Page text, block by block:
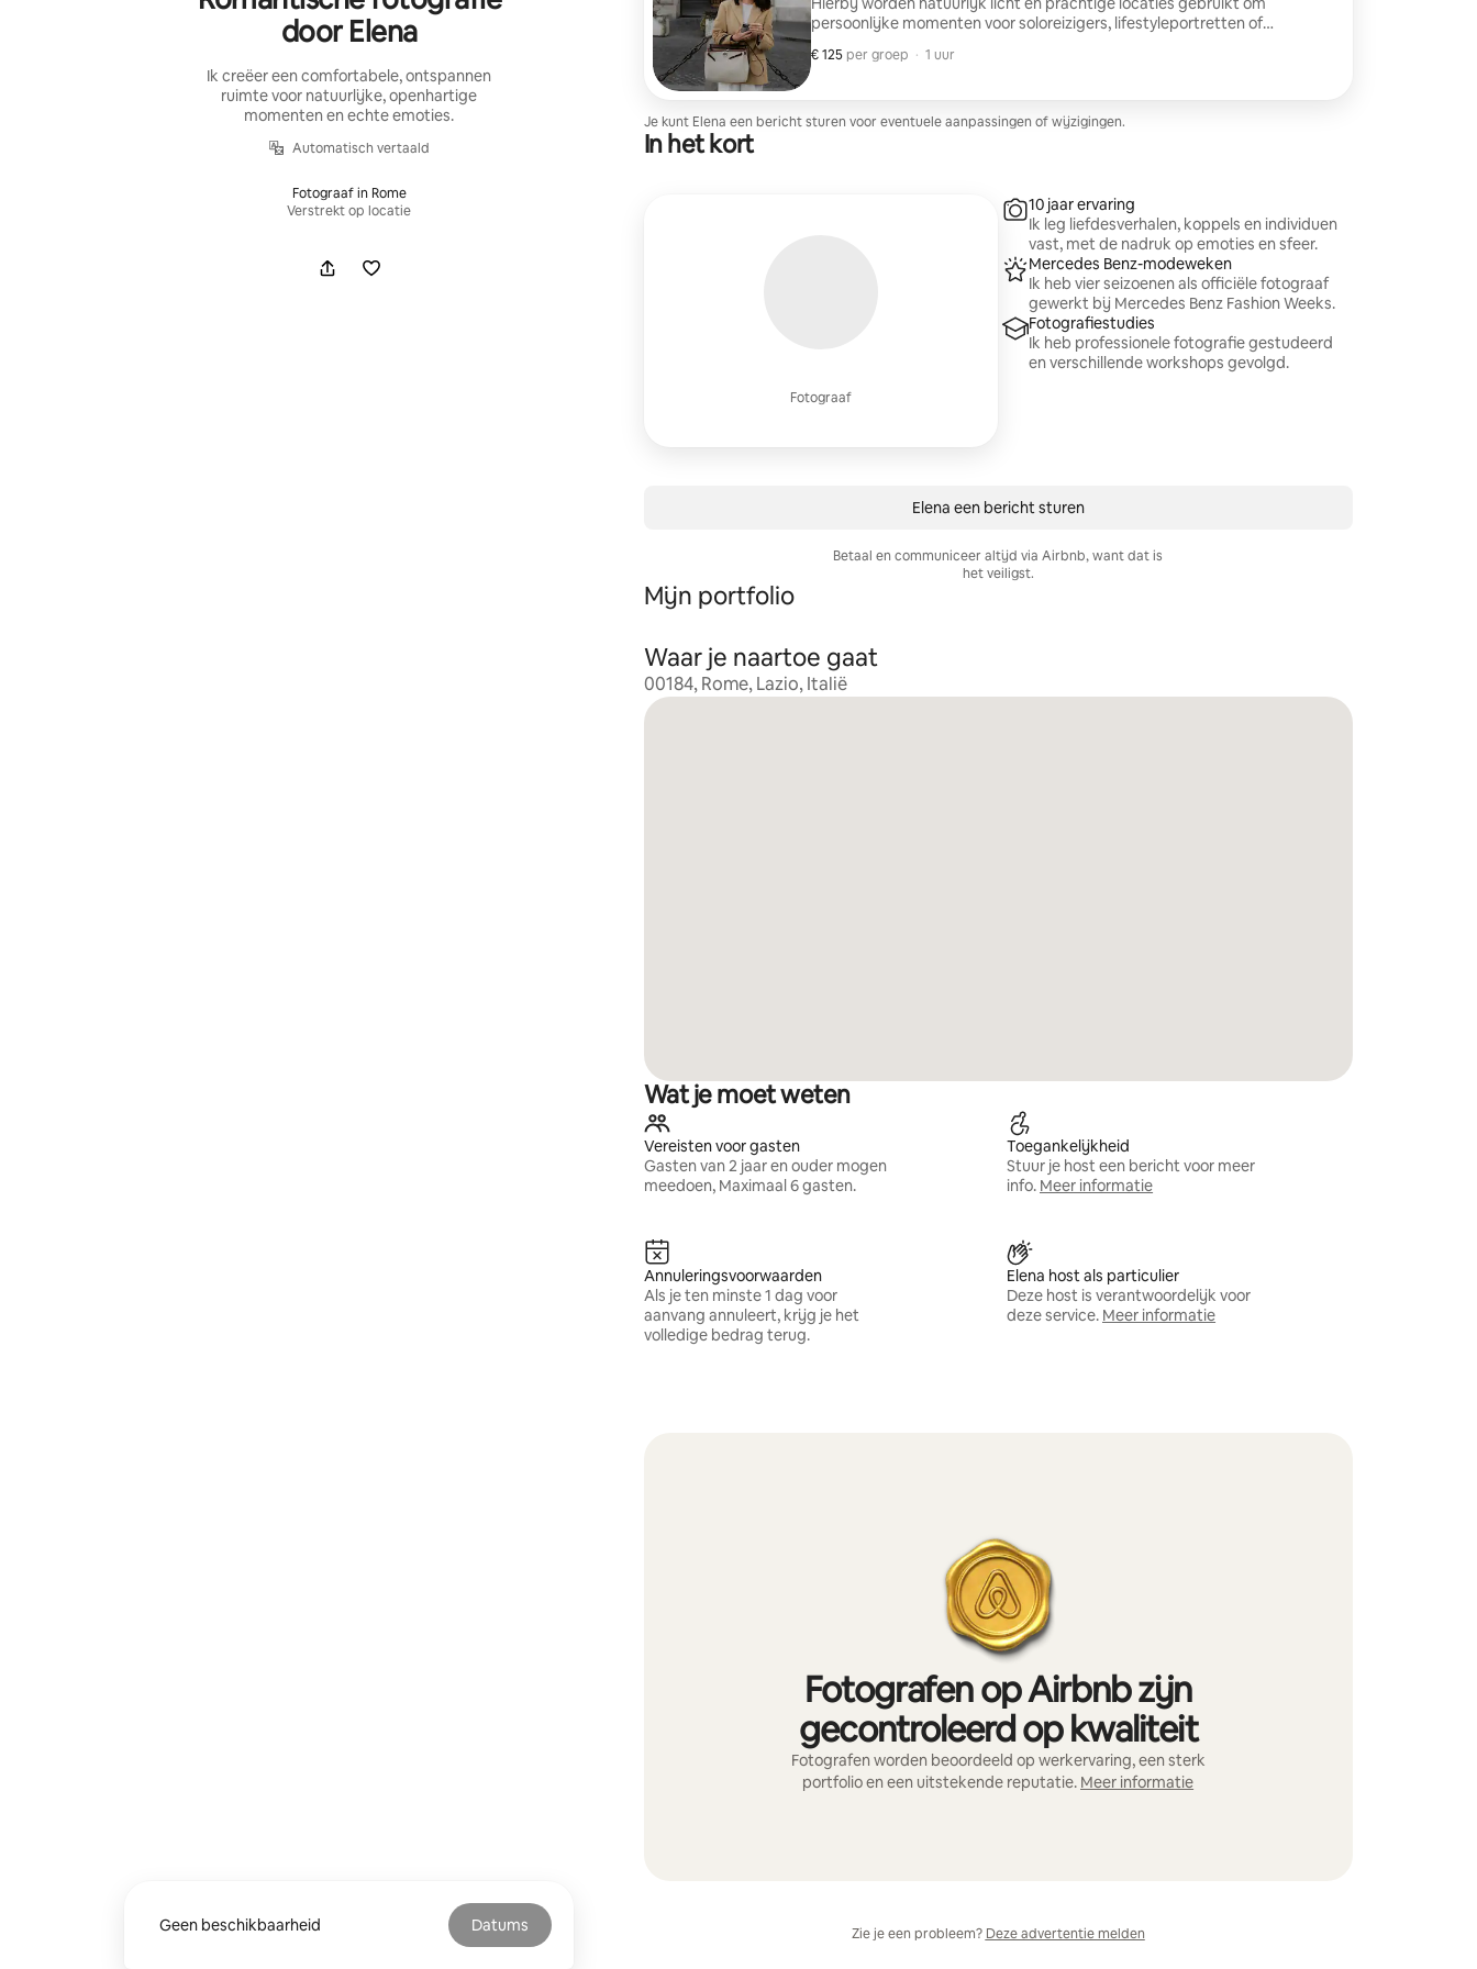
door Elena
Ik creëer een comfortabele, ontspannen
ruimte voor natuurlijke, openhartige
momenten en echte emoties.
Automatisch vertaald
Fotograaf in Rome
Verstrekt op locatie
Geen beschikbaarheid Datums
persoonlijke momenten voor soloreizigers, lifestyleportretten of
creatieve content vast te leggen. Je krijgt minimaal 30 bewerkte foto's.
€ 125 per groep
€ 125 per groep
, · 1 uur
Je kunt Elena een bericht sturen voor eventuele aanpassingen of wijzigingen.
In het kort
Fotograaf
10 jaar ervaring
Ik leg liefdesverhalen, koppels en individuen
vast, met de nadruk op emoties en sfeer.
Mercedes Benz-modeweken
Ik heb vier seizoenen als officiële fotograaf
gewerkt bij Mercedes Benz Fashion Weeks.
Fotografiestudies
Ik heb professionele fotografie gestudeerd
en verschillende workshops gevolgd.
Elena een bericht sturen
Betaal en communiceer altijd via Airbnb, want dat is
het veiligst.
Mijn portfolio
Waar je naartoe gaat
00184, Rome, Lazio, Italië
Wat je moet weten
Vereisten voor gasten
Gasten van 2 jaar en ouder mogen
meedoen, Maximaal 6 gasten.
Toegankelijkheid
Stuur je host een bericht voor meer
info. Meer informatie
Annuleringsvoorwaarden
Als je ten minste 1 dag voor
aanvang annuleert, krijg je het
volledige bedrag terug.
Elena host als particulier
Deze host is verantwoordelijk voor
deze service. Meer informatie
Fotografen op Airbnb zijn
gecontroleerd op kwaliteit
Fotografen worden beoordeeld op werkervaring, een sterk
portfolio en een uitstekende reputatie. Meer informatie
Zie je een probleem? Deze advertentie melden